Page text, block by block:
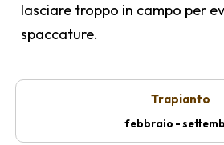
lasciare troppo in campo per
spaccature.
Trapianto
febbraio -